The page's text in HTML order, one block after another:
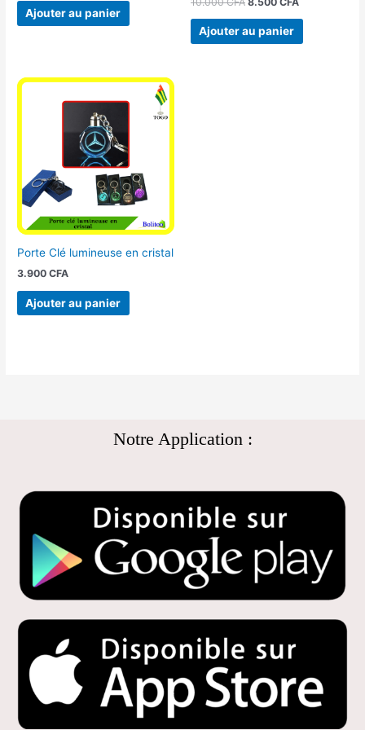
Ajouter au panier
Ajouter au panier
Porte Clé lumineuse en cristal
3.900CFA
Ajouter au panier
Notre Application :